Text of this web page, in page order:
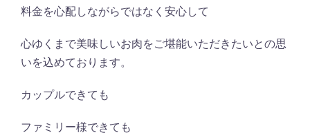
料金を心配しながらではなく安心して
心ゆくまで美味しいお肉をご堪能いただきたいとの思
いを込めております。
カップルできても
ファミリー様できても